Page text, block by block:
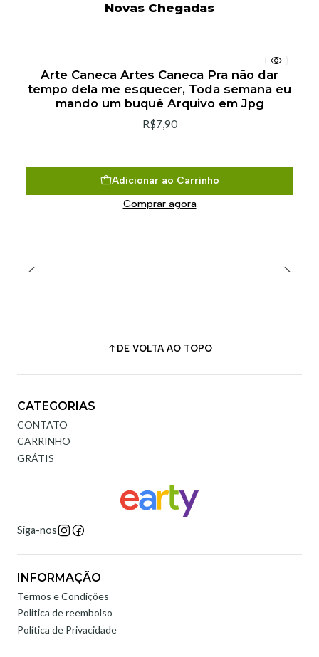
Novas Chegadas
Arte Caneca Artes Caneca Pra não dar
tempo dela me esquecer, Toda semana eu
mando um buquê Arquivo em Jpg
R$7,90
Adicionar ao Carrinho
Comprar agora
DE VOLTA AO TOPO
CATEGORIAS
CONTATO
CARRINHO
GRÁTIS
Siga-nos
INFORMAÇÃO
Termos e Condições
Politica de reembolso
Política de Privacidade